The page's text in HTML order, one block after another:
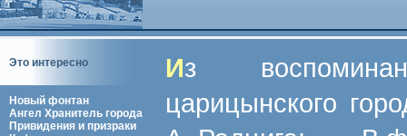
Это интересно
Новый фонтан
Ангел Хранитель города
Привидения и призраки
Из воспоминаний заведующего постройкой
царицынского